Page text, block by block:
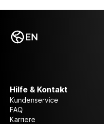
EN
Hilfe & Kontakt
Kundenservice
FAQ
Karriere